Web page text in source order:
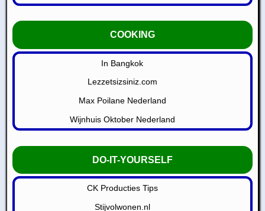
COOKING
In Bangkok
Lezzetsizsiniz.com
Max Poilane Nederland
Wijnhuis Oktober Nederland
DO-IT-YOURSELF
CK Producties Tips
Stijvolwonen.nl